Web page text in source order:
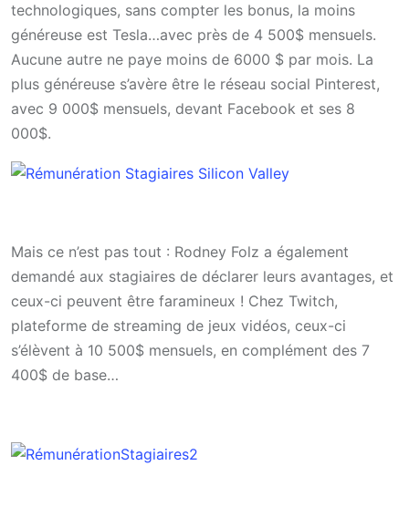
technologiques, sans compter les bonus, la moins
généreuse est Tesla…avec près de 4 500$ mensuels.
Aucune autre ne paye moins de 6000 $ par mois. La
plus généreuse s’avère être le réseau social Pinterest,
avec 9 000$ mensuels, devant Facebook et ses 8
000$.
Mais ce n’est pas tout : Rodney Folz a également
demandé aux stagiaires de déclarer leurs avantages, et
ceux-ci peuvent être faramineux ! Chez Twitch,
plateforme de streaming de jeux vidéos, ceux-ci
s’élèvent à 10 500$ mensuels, en complément des 7
400$ de base…